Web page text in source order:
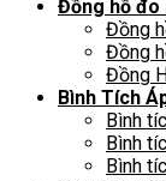
Đồng hồ đo
Đồng
Đồng
Đồng
Bình Tích
Bình
Bình
Bình